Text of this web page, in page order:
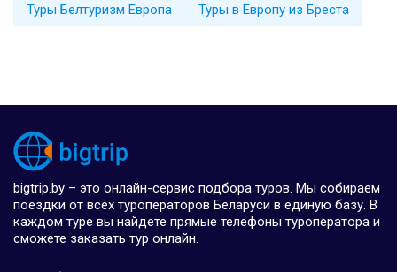
Туры Белтуризм Европа
Туры в Европу из Бреста
bigtrip.by – это онлайн-сервис подбора туров. Мы собираем
поездки от всех туроператоров Беларуси в единую базу. В
каждом туре вы найдете прямые телефоны туроператора и
сможете заказать тур онлайн.